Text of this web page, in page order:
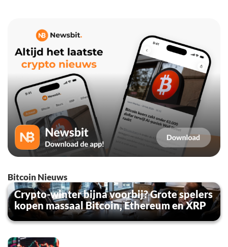
Bitcoin Nieuws
Crypto-winter bijna voorbij? Grote spelers
kopen massaal Bitcoin, Ethereum en XRP